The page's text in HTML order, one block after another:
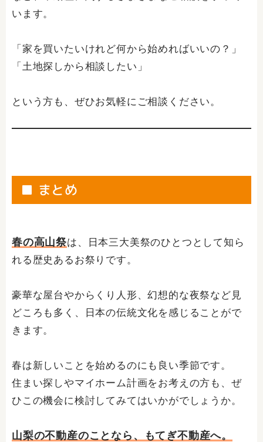
います。
「家を買いたいけれど何から始めればいいの？」
「土地探しから相談したい」
という方も、ぜひお気軽にご相談ください。
■ まとめ
春の高山祭は、日本三大美祭のひとつとして知ら
れる歴史あるお祭りです。
豪華な屋台やからくり人形、幻想的な夜祭など見
どころも多く、日本の伝統文化を感じることがで
きます。
春は新しいことを始めるのにも良い季節です。
住まい探しやマイホーム計画をお考えの方も、ぜ
ひこの機会に検討してみてはいかがでしょうか。
山梨の不動産のことなら、もてぎ不動産へ。